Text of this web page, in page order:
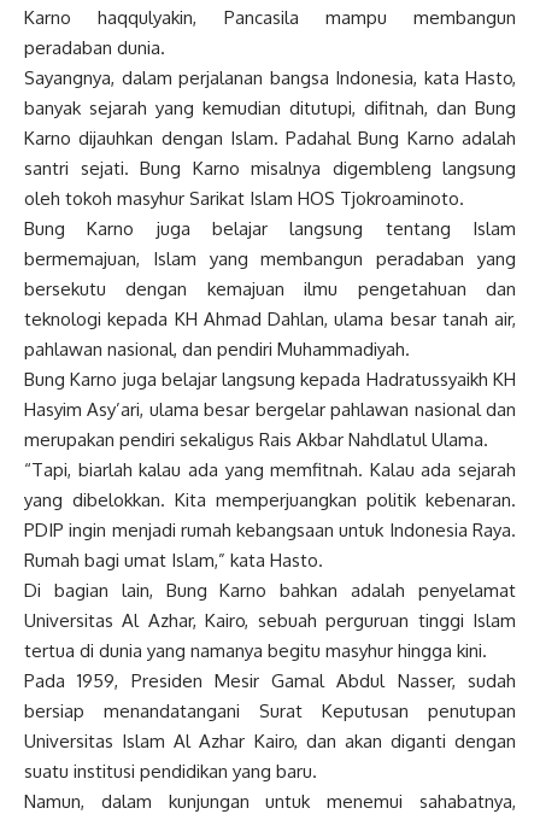
Karno haqqulyakin, Pancasila mampu membangun
peradaban dunia.
Sayangnya, dalam perjalanan bangsa Indonesia, kata Hasto,
banyak sejarah yang kemudian ditutupi, difitnah, dan Bung
Karno dijauhkan dengan Islam. Padahal Bung Karno adalah
santri sejati. Bung Karno misalnya digembleng langsung
oleh tokoh masyhur Sarikat Islam HOS Tjokroaminoto.
Bung Karno juga belajar langsung tentang Islam
bermemajuan, Islam yang membangun peradaban yang
bersekutu dengan kemajuan ilmu pengetahuan dan
teknologi kepada KH Ahmad Dahlan, ulama besar tanah air,
pahlawan nasional, dan pendiri Muhammadiyah.
Bung Karno juga belajar langsung kepada Hadratussyaikh KH
Hasyim Asy’ari, ulama besar bergelar pahlawan nasional dan
merupakan pendiri sekaligus Rais Akbar Nahdlatul Ulama.
“Tapi, biarlah kalau ada yang memfitnah. Kalau ada sejarah
yang dibelokkan. Kita memperjuangkan politik kebenaran.
PDIP ingin menjadi rumah kebangsaan untuk Indonesia Raya.
Rumah bagi umat Islam,” kata Hasto.
Di bagian lain, Bung Karno bahkan adalah penyelamat
Universitas Al Azhar, Kairo, sebuah perguruan tinggi Islam
tertua di dunia yang namanya begitu masyhur hingga kini.
Pada 1959, Presiden Mesir Gamal Abdul Nasser, sudah
bersiap menandatangani Surat Keputusan penutupan
Universitas Islam Al Azhar Kairo, dan akan diganti dengan
suatu institusi pendidikan yang baru.
Namun, dalam kunjungan untuk menemui sahabatnya,